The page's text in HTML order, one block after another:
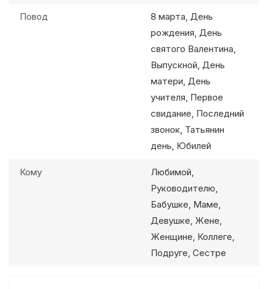
Повод
8 марта, День
рождения, День
святого Валентина,
Выпускной, День
матери, День
учителя, Первое
свидание, Последний
звонок, Татьянин
день, Юбилей
Кому
Любимой,
Руководителю,
Бабушке, Маме,
Девушке, Жене,
Женщине, Коллеге,
Подруге, Сестре